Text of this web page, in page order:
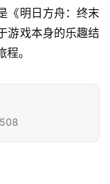
《明日方舟：终末
游戏本身的乐趣结
。